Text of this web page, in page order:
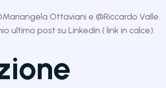
Ottaviani e @Riccardo Valle.
ultimo post su Linkedin ( link in calce).